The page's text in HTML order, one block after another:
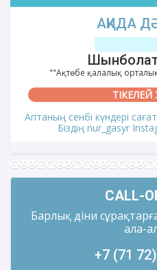
АҚИДА
""Ақтөбе қалалық
Аптаның сенбі күндері
Біздің nur_gasyr
CALL-
Барлық діни
ала-
+7 (71